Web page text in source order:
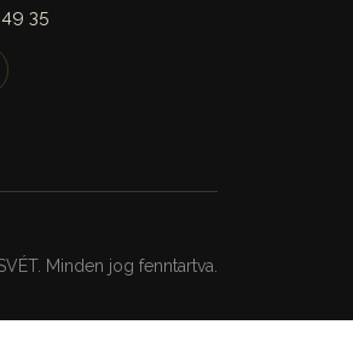
35
Minden jog fenntartva.